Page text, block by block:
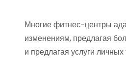
Многие фитнес-центры
изменениям, предлагая
и предлагая услуги